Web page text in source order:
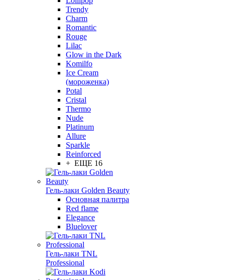
Trendy
Charm
Romantic
Rouge
Lilac
Glow in the Dark
Komilfo
Ice Cream
(мороженка)
Potal
Cristal
Thermo
Nude
Platinum
Allure
Sparkle
Reinforced
+ ЕЩЕ 16
Гель-лаки Golden Beauty
Основная палитра
Red flame
Elegance
Bluelover
Гель-лаки TNL
Professional